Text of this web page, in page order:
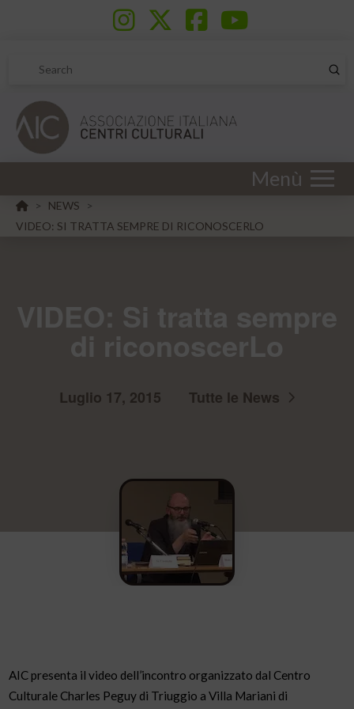
Search
Menù
HOME
> NEWS
>
VIDEO: SI TRATTA SEMPRE DI RICONOSCERLO
Luglio 17, 2015 Tutte le News
AIC presenta il video dell’incontro organizzato dal Centro
Culturale Charles Peguy di Triuggio a Villa Mariani di